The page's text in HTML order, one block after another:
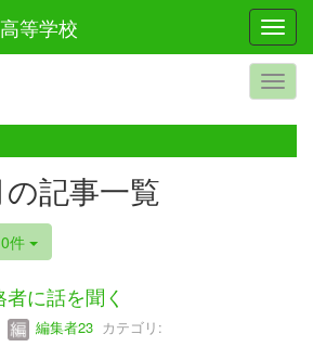
等学校
記事一覧
件
に話を聞く
編集者23 カテゴリ: